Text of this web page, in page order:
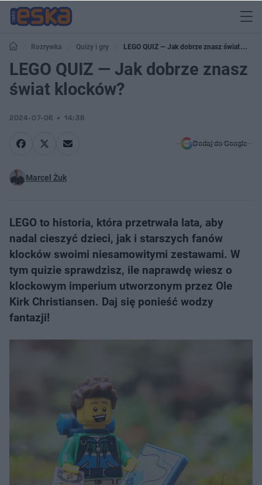
Rozrywka Quizy i gry
LEGO QUIZ — Jak dobrze znasz świat
klocków?
LEGO QUIZ — Jak dobrze znasz
świat klocków?
2024-07-06 14:38
Dodaj do Google
Marcel Żuk
LEGO to historia, która przetrwała lata, aby
nadal cieszyć dzieci, jak i starszych fanów
klocków swoimi niesamowitymi zestawami. W
tym quizie sprawdzisz, ile naprawdę wiesz o
klockowym imperium utworzonym przez Ole
Kirk Christiansen. Daj się ponieść wodzy
fantazji!